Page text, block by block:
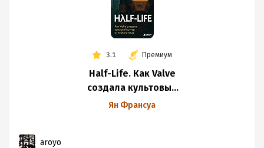
3.1 Премиум
Half-Life. Как Valve
создала культовый
шутер от первого
Ян Франсуа
aroyo